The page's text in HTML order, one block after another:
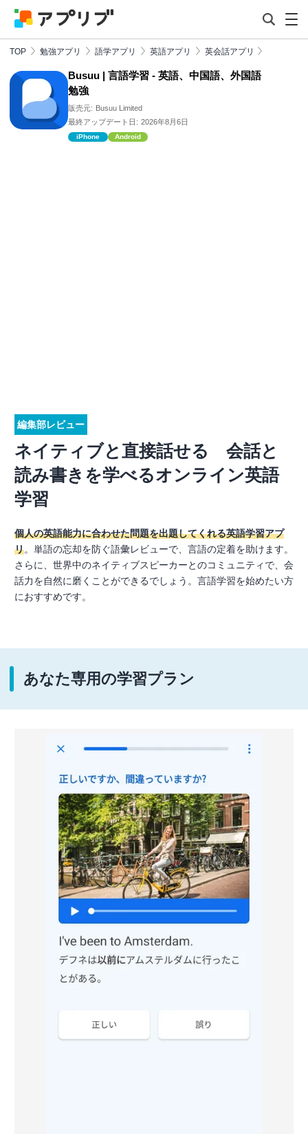
TOP 勉強アプリ 語学アプリ 英語アプリ 英会話アプリ
Busuu | 言語学習 - 英語、中国語、外国語
勉強
販売元: Busuu Limited
最終アップデート日: 2026年8月6日
iPhone Android
編集部レビュー
ネイティブと直接話せる 会話と
読み書きを学べるオンライン英語
学習
個人の英語能力に合わせた問題を出題してくれる英語学習アプ
リ。単語の忘却を防ぐ語彙レビューで、言語の定着を助けます。
さらに、世界中のネイティブスピーカーとのコミュニティで、会
話力を自然に磨くことができるでしょう。言語学習を始めたい方
におすすめです。
あなた専用の学習プラン